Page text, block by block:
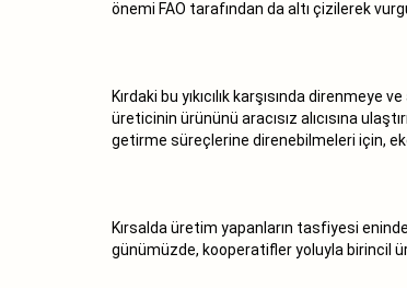
önemi FAO tarafından da altı çizilerek
Kırdaki bu yıkıcılık karşısında
üreticinin ürününü aracısız alıcısına
getirme süreçlerine direnebilmeleri için,
Kırsalda üretim yapanların tasfiyesi
günümüzde, kooperatifler yoluyla birincil